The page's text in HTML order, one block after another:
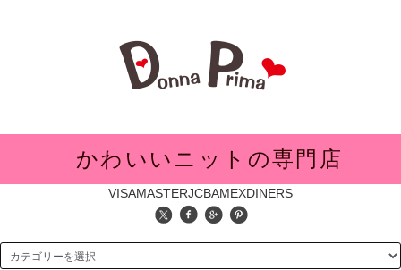
かわいいニットの専門店
VISAMASTERJCBAMEXDINERS